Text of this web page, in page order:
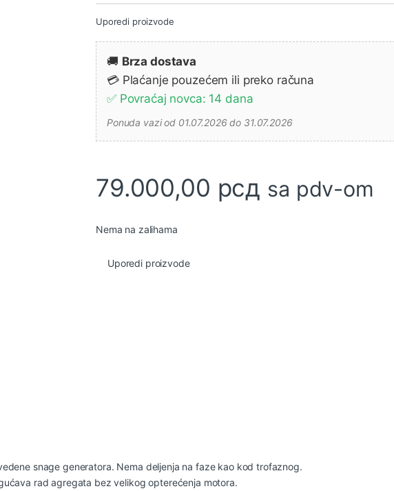
Uporedi proizvode
🚚 Brza dostava
💳 Plaćanje pouzećem ili preko računa
✅ Povraćaj novca: 14 dana
Ponuda vazi od 01.07.2026 do 31.07.2026
79.000,00 рсд sa pdv-om
Nema na zalihama
Uporedi proizvode
snage generatora. Nema deljenja na faze kao kod trofaznog.
rad agregata bez velikog opterećenja motora.